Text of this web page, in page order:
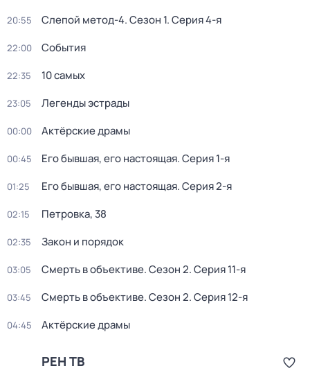
20:55 Слепой метод-4. Сезон 1. Серия 4-я
22:00 События
22:35 10 самых
23:05 Легенды эстрады
00:00 Актёрские драмы
00:45 Его бывшая, его настоящая. Серия 1-я
01:25 Его бывшая, его настоящая. Серия 2-я
02:15 Петровка, 38
02:35 Закон и порядок
03:05 Смерть в объективе. Сезон 2. Серия 11-я
03:45 Смерть в объективе. Сезон 2. Серия 12-я
04:45 Актёрские драмы
РЕН ТВ